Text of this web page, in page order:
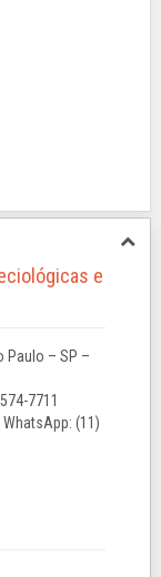
e
Paulo – SP –
7711
(11)